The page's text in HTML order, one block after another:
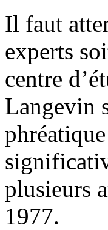
Il faut
experts
centre
Langevin
plusieurs
1977.